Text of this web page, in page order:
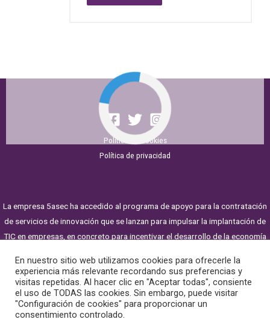
Política de Cookies
Política de privacidad
La empresa 5asec ha accedido al programa de apoyo para la contratación
de servicios de innovación que se lanzan para impulsar la implantación de
TIC en empresas, en concreto para incentivar el desarrollo de la economía
internacionalización de la empresa.
Este programa ha sido cofinanciado en un 80% con fondos FEDER.
En nuestro sitio web utilizamos cookies para ofrecerle la
experiencia más relevante recordando sus preferencias y
visitas repetidas. Al hacer clic en "Aceptar todas", consiente
el uso de TODAS las cookies. Sin embargo, puede visitar
"Configuración de cookies" para proporcionar un
consentimiento controlado.